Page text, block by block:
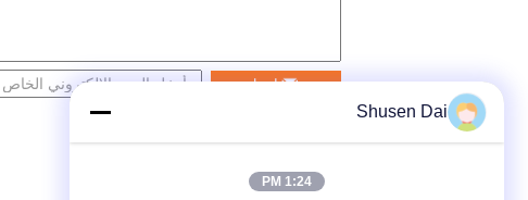
اتصل
Shusen Dai
1:24 PM